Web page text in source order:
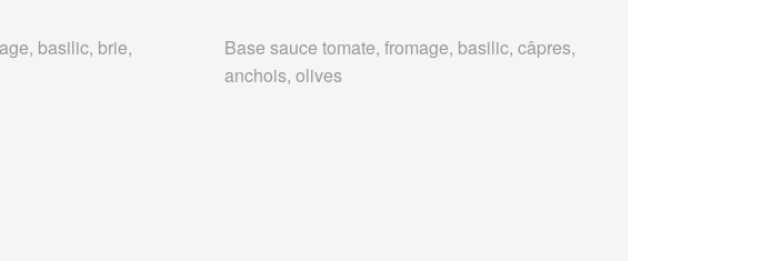
basilic, brie,
Base sauce tomate, fromage, basilic, câpres,
anchois, olives